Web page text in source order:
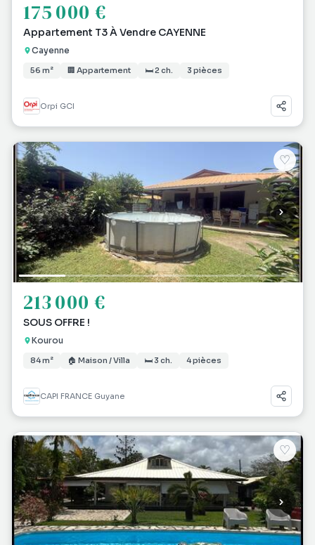
175 000 €
Appartement T3 À Vendre CAYENNE
Cayenne
56 m² 🏢 Appartement 🛏 2 ch. 3 pièces
Orpi GCI
♡
213 000 €
SOUS OFFRE !
Kourou
84 m² 🏠 Maison / Villa 🛏 3 ch. 4 pièces
CAPI FRANCE Guyane
♡